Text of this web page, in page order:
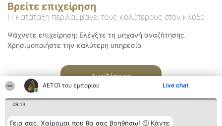
ΑΕΤΟΊ του εμπορίου Live chat
09:13
Γεια σας. Χαίρομαι που θα σας βοηθήσω! 🙂 Κάντε
Βρείτε επιχείρηση
Η κατάταξη περιλαμβάνει τους καλύτερους στον κλάδο
Ψάχνετε επιχείρηση; Ελέγξτε τη μηχανή αναζήτησης.
Χρησιμοποιήστε την καλύτερη υπηρεσία
Αναζήτηση